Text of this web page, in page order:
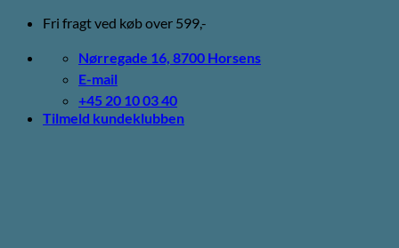
Fortsæt
indhold
Fri fragt ved køb over 599,-
Nørregade 16, 8700 Horsens
E-mail
+45 20 10 03 40
Tilmeld kundeklubben